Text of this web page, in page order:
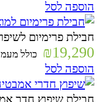
הוספה לסל
חבילת פרימיום
₪19,290 כולל מעמ
הוספה לסל
חבילת שיפוץ חדר